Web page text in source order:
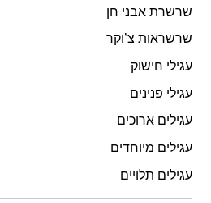
שרשרת אבני חן
שרשראות צ’וקר
עגילי חישוק
עגילי פנינים
עגילים ארוכים
עגילים מיוחדים
עגילים תלויים